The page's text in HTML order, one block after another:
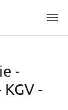
-
-